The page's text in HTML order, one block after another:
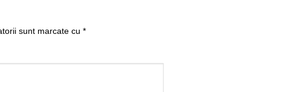
sunt marcate cu *